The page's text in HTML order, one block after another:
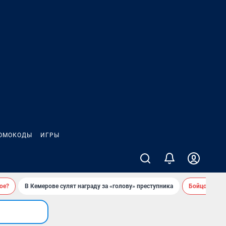
ИГРЫ
В Кемерове сулят награду за «голову» преступника Бойцовский